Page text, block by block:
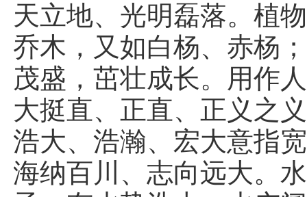
天立地、光明磊落。植
乔木，又如白杨、赤杨
茂盛，茁壮成长。用作
大挺直、正直、正义之
浩大、浩瀚、宏大意指
海纳百川、志向远大。